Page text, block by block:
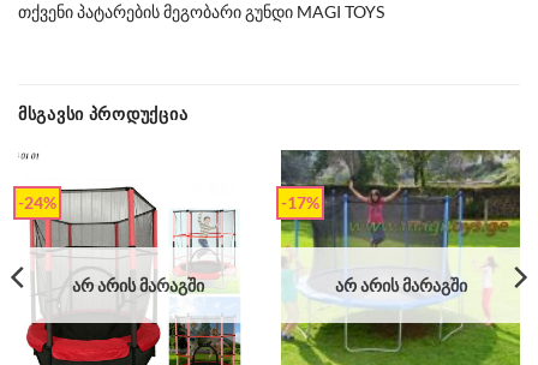
თქვენი პატარების მეგობარი გუნდი MAGI TOYS
ᲛᲡᲒᲐᲕᲡᲘ ᲞᲠᲝᲓᲣᲥᲪᲘᲐ
-24%
ᲐᲠ ᲐᲠᲘᲡ ᲛᲐᲠᲐᲒᲨᲘ
-17%
ᲐᲠ ᲐᲠᲘᲡ ᲛᲐᲠᲐᲒᲨᲘ